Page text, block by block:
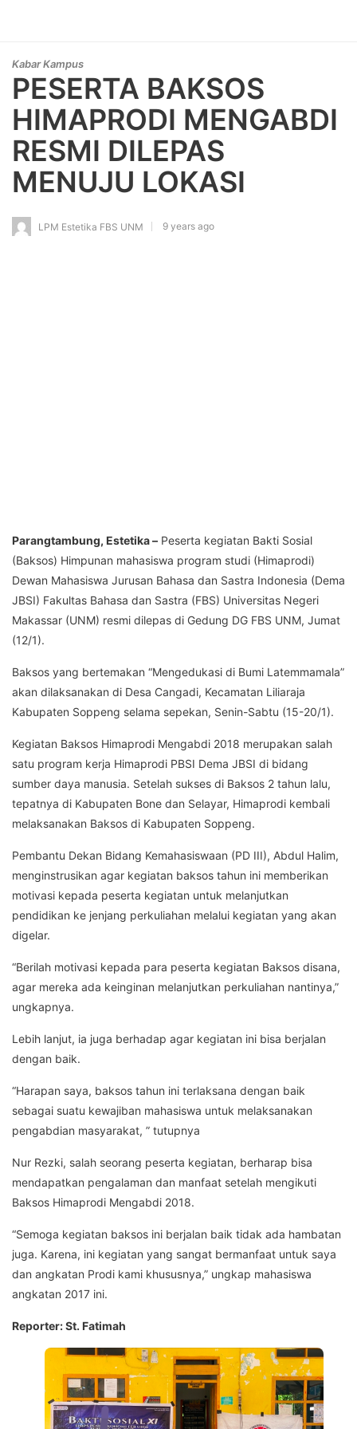
Kabar Kampus
PESERTA BAKSOS
HIMAPRODI MENGABDI
RESMI DILEPAS
MENUJU LOKASI
LPM Estetika FBS UNM 9 years ago
Parangtambung, Estetika – Peserta kegiatan Bakti Sosial
(Baksos) Himpunan mahasiswa program studi (Himaprodi)
Dewan Mahasiswa Jurusan Bahasa dan Sastra Indonesia (Dema
JBSI) Fakultas Bahasa dan Sastra (FBS) Universitas Negeri
Makassar (UNM) resmi dilepas di Gedung DG FBS UNM, Jumat
(12/1).
Baksos yang bertemakan “Mengedukasi di Bumi Latemmamala”
akan dilaksanakan di Desa Cangadi, Kecamatan Liliaraja
Kabupaten Soppeng selama sepekan, Senin-Sabtu (15-20/1).
Kegiatan Baksos Himaprodi Mengabdi 2018 merupakan salah
satu program kerja Himaprodi PBSI Dema JBSI di bidang
sumber daya manusia. Setelah sukses di Baksos 2 tahun lalu,
tepatnya di Kabupaten Bone dan Selayar, Himaprodi kembali
melaksanakan Baksos di Kabupaten Soppeng.
Pembantu Dekan Bidang Kemahasiswaan (PD III), Abdul Halim,
menginstrusikan agar kegiatan baksos tahun ini memberikan
motivasi kepada peserta kegiatan untuk melanjutkan
pendidikan ke jenjang perkuliahan melalui kegiatan yang akan
digelar.
“Berilah motivasi kepada para peserta kegiatan Baksos disana,
agar mereka ada keinginan melanjutkan perkuliahan nantinya,”
ungkapnya.
Lebih lanjut, ia juga berhadap agar kegiatan ini bisa berjalan
dengan baik.
“Harapan saya, baksos tahun ini terlaksana dengan baik
sebagai suatu kewajiban mahasiswa untuk melaksanakan
pengabdian masyarakat, ” tutupnya
Nur Rezki, salah seorang peserta kegiatan, berharap bisa
mendapatkan pengalaman dan manfaat setelah mengikuti
Baksos Himaprodi Mengabdi 2018.
“Semoga kegiatan baksos ini berjalan baik tidak ada hambatan
juga. Karena, ini kegiatan yang sangat bermanfaat untuk saya
dan angkatan Prodi kami khususnya,” ungkap mahasiswa
angkatan 2017 ini.
Reporter: St. Fatimah